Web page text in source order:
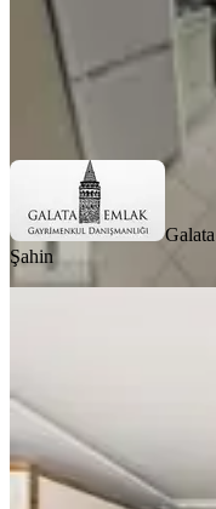
Galata Gayrimenkul Ugur
Şahin